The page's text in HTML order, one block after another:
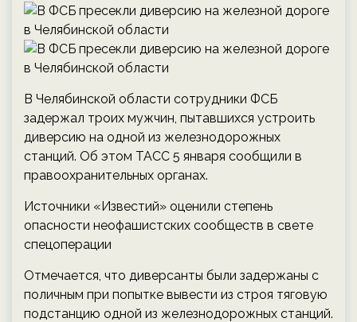
В Челябинской области сотрудники ФСБ
задержал троих мужчин, пытавшихся устроить
диверсию на одной из железнодорожных
станций. Об этом ТАСС 5 января сообщили в
правоохранительных органах.
Источники «Известий» оценили степень
опасности неофашистских сообществ в свете
спецоперации
Отмечается, что диверсанты были задержаны с
поличным при попытке вывести из строя тяговую
подстанцию одной из железнодорожных станций.